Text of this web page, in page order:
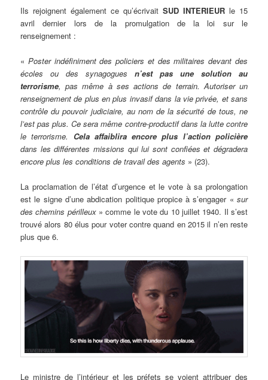
Ils rejoignent également ce qu’écrivait SUD INTERIEUR le 15
avril dernier lors de la promulgation de la loi sur le
renseignement :
« Poster indéfiniment des policiers et des militaires devant des
écoles ou des synagogues n’est pas une solution au
terrorisme, pas même à ses actions de terrain. Autoriser un
renseignement de plus en plus invasif dans la vie privée, et sans
contrôle du pouvoir judiciaire, au nom de la sécurité de tous, ne
l’est pas plus. Ce sera même contre-productif dans la lutte contre
le terrorisme. Cela affaiblira encore plus l’action policière
dans les différentes missions qui lui sont confiées et dégradera
encore plus les conditions de travail des agents » (23).
La proclamation de l’état d’urgence et le vote à sa prolongation
est le signe d’une abdication politique propice à s’engager « sur
des chemins périlleux» comme le vote du 10 juillet 1940. Il s’est
trouvé alors 80 élus pour voter contre quand en 2015 il n’en reste
plus que 6.
Le ministre de l’intérieur et les préfets se voient attribuer des